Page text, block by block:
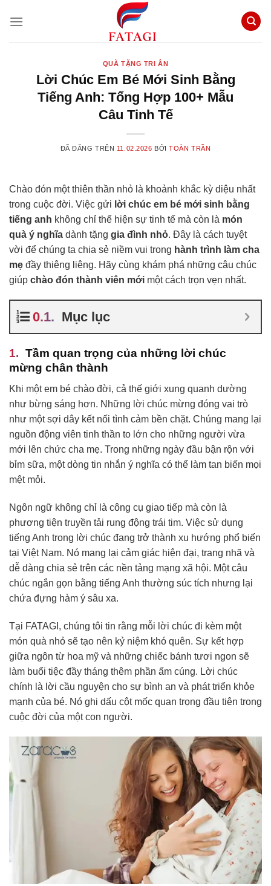
đến
QUÀ TẶNG TRI ÂN
Lời Chúc Em Bé Mới Sinh Bằng
Tiếng Anh: Tổng Hợp 100+ Mẫu
Câu Tinh Tế
ĐÃ ĐĂNG TRÊN 11.02.2026 BỞITOÀN TRẦN
Chào đón một thiên thần nhỏ là khoảnh khắc kỳ diệu nhất
trong cuộc đời. Việc gửi lời chúc em bé mới sinh bằng
tiếng anh không chỉ thể hiện sự tinh tế mà còn là món
quà ý nghĩa dành tặng gia đình nhỏ. Đây là cách tuyệt
vời để chúng ta chia sẻ niềm vui trong hành trình làm cha
mẹ đầy thiêng liêng. Hãy cùng khám phá những câu chúc
giúp chào đón thành viên mới một cách trọn vẹn nhất.
Mục lục
Tầm quan trọng của những lời chúc
mừng chân thành
Khi một em bé chào đời, cả thế giới xung quanh dường
như bừng sáng hơn. Những lời chúc mừng đóng vai trò
như một sợi dây kết nối tình cảm bền chặt. Chúng mang lại
nguồn động viên tinh thần to lớn cho những người vừa
mới lên chức cha mẹ. Trong những ngày đầu bận rộn với
bỉm sữa, một dòng tin nhắn ý nghĩa có thể làm tan biến mọi
mệt mỏi.
Ngôn ngữ không chỉ là công cụ giao tiếp mà còn là
phương tiện truyền tải rung động trái tim. Việc sử dụng
tiếng Anh trong lời chúc đang trở thành xu hướng phổ biến
tại Việt Nam. Nó mang lại cảm giác hiện đại, trang nhã và
dễ dàng chia sẻ trên các nền tảng mạng xã hội. Một câu
chúc ngắn gọn bằng tiếng Anh thường súc tích nhưng lại
chứa đựng hàm ý sâu xa.
Tại FATAGI, chúng tôi tin rằng mỗi lời chúc đi kèm một
món quà nhỏ sẽ tạo nên kỷ niệm khó quên. Sự kết hợp
giữa ngôn từ hoa mỹ và những chiếc bánh tươi ngon sẽ
làm buổi tiệc đầy tháng thêm phần ấm cúng. Lời chúc
chính là lời cầu nguyện cho sự bình an và phát triển khỏe
mạnh của bé. Nó ghi dấu cột mốc quan trọng đầu tiên trong
cuộc đời của một con người.